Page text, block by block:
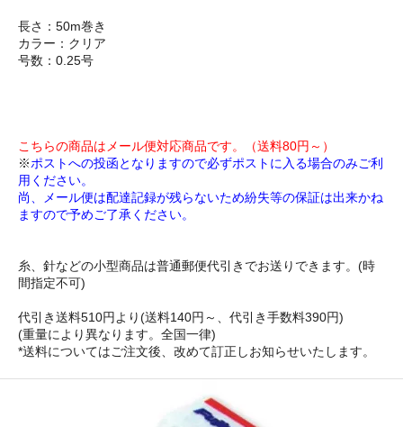
長さ：50m巻き
カラー：クリア
号数：0.25号
こちらの商品はメール便対応商品です。（送料80円～）
※ポストへの投函となりますので必ずポストに入る場合のみご利
用ください。
尚、メール便は配達記録が残らないため紛失等の保証は出来かね
ますので予めご了承ください。
糸、針などの小型商品は普通郵便代引きでお送りできます。(時
間指定不可)
代引き送料510円より(送料140円～、代引き手数料390円)
(重量により異なります。全国一律)
*送料についてはご注文後、改めて訂正しお知らせいたします。